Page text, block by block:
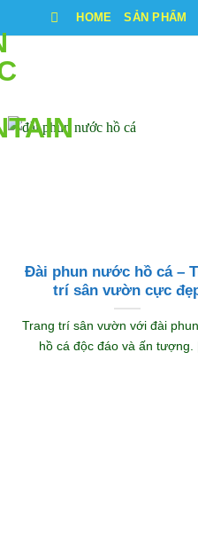
HOME SẢN PHẨM
Đài phun nước hồ cá –
trí sân vườn cực
Trang trí sân vườn với đài
hồ cá độc đáo và ấn tượng.